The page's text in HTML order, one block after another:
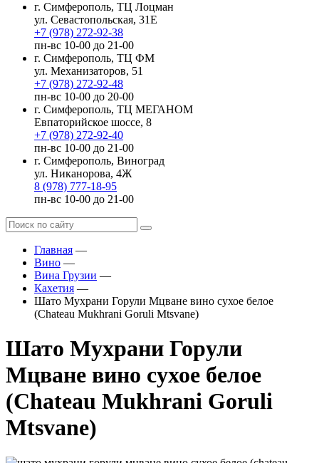
г. Симферополь, ТЦ Лоцман
ул. Севастопольская, 31Е
+7 (978) 272-92-38
пн-вс 10-00 до 21-00
г. Симферополь, ТЦ ФМ
ул. Механизаторов, 51
+7 (978) 272-92-48
пн-вс 10-00 до 20-00
г. Симферополь, ТЦ МЕГАНОМ
Евпаторийское шоссе, 8
+7 (978) 272-92-40
пн-вс 10-00 до 21-00
г. Симферополь, Виноград
ул. Никанорова, 4Ж
8 (978) 777-18-95
пн-вс 10-00 до 21-00
Главная —
Вино —
Вина Грузии —
Кахетия —
Шато Мухрани Горули Мцване вино сухое белое
(Chateau Mukhrani Goruli Mtsvane)
Шато Мухрани Горули
Мцване вино сухое белое
(Chateau Mukhrani Goruli
Mtsvane)